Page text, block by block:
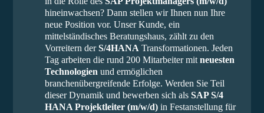
hineinwachsen? Dann stellen wir Ihnen nun Ihre
neue Position vor. Unser Kunde, ein
mittelständisches Beratungshaus, zählt zu den
Vorreitern derS/4HANA Transformationen. Jeden
Tag arbeiten die rund 200 Mitarbeiter mit neuesten
Technologien und ermöglichen
branchenübergreifende Erfolge. Werden Sie Teil
dieser Dynamik und bewerben sich als SAP S/4
HANA Projektleiter (m/w/d) in Festanstellung für